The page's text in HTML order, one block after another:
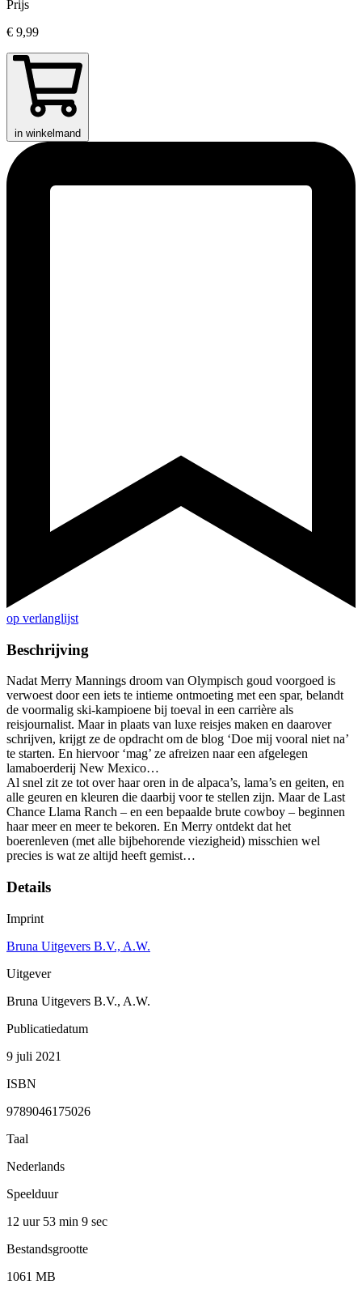
Prijs
€ 9,99
in winkelmand
op verlanglijst
Beschrijving
Nadat Merry Mannings droom van Olympisch goud voorgoed is
verwoest door een iets te intieme ontmoeting met een spar, belandt
de voormalig ski-kampioene bij toeval in een carrière als
reisjournalist. Maar in plaats van luxe reisjes maken en daarover
schrijven, krijgt ze de opdracht om de blog ‘Doe mij vooral niet na’
te starten. En hiervoor ‘mag’ ze afreizen naar een afgelegen
lamaboerderij New Mexico…
Al snel zit ze tot over haar oren in de alpaca’s, lama’s en geiten, en
alle geuren en kleuren die daarbij voor te stellen zijn. Maar de Last
Chance Llama Ranch – en een bepaalde brute cowboy – beginnen
haar meer en meer te bekoren. En Merry ontdekt dat het
boerenleven (met alle bijbehorende viezigheid) misschien wel
precies is wat ze altijd heeft gemist…
Details
Imprint
Bruna Uitgevers B.V., A.W.
Uitgever
Bruna Uitgevers B.V., A.W.
Publicatiedatum
9 juli 2021
ISBN
9789046175026
Taal
Nederlands
Speelduur
12 uur 53 min 9 sec
Bestandsgrootte
1061 MB